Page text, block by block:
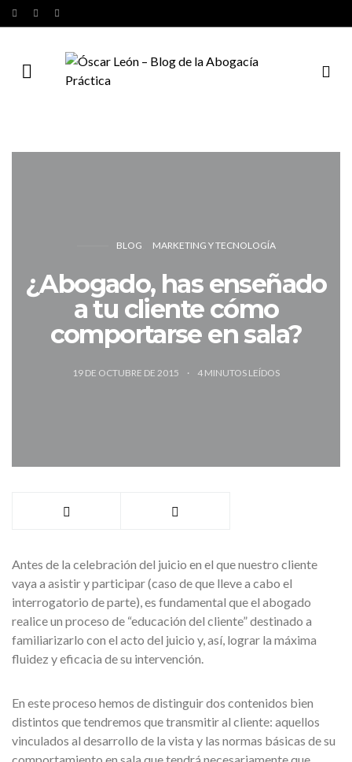
BLOG MARKETING Y TECNOLOGÍA
¿Abogado, has enseñado
a tu cliente cómo
comportarse en sala?
19 DE OCTUBRE DE 2015 4 MINUTOS LEÍDOS
Antes de la celebración del juicio en el que nuestro cliente
vaya a asistir y participar (caso de que lleve a cabo el
interrogatorio de parte), es fundamental que el abogado
realice un proceso de “educación del cliente” destinado a
familiarizarlo con el acto del juicio y, así, lograr la máxima
fluidez y eficacia de su intervención.
En este proceso hemos de distinguir dos contenidos bien
distintos que tendremos que transmitir al cliente: aquellos
vinculados al desarrollo de la vista y las normas básicas de su